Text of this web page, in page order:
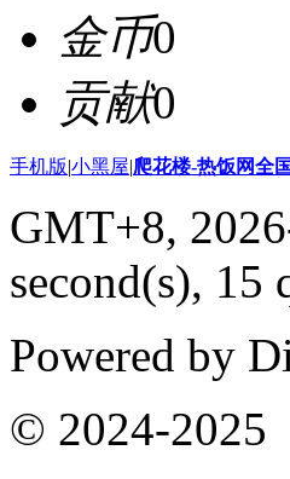
金币0
贡献0
手机版|小黑屋|爬花楼-热饭网全
GMT+8,
second(s), 15
Powered by
© 2024-2025